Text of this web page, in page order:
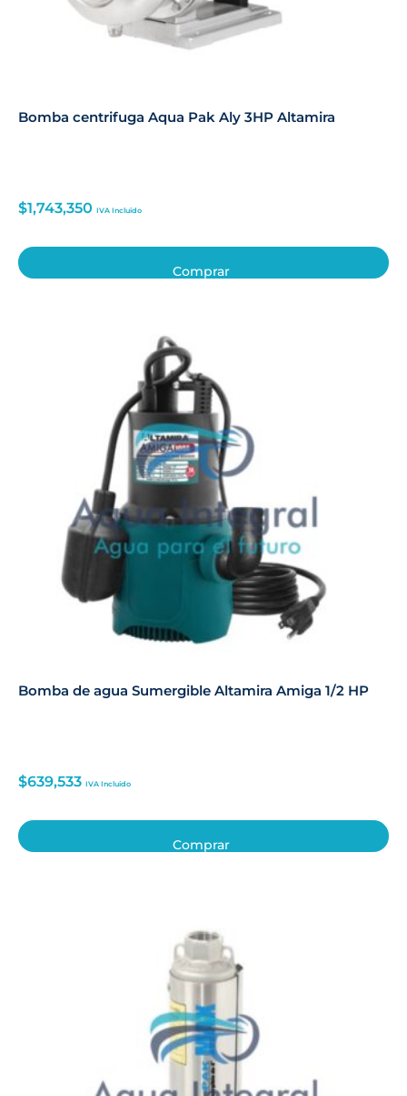
Bomba centrifuga Aqua Pak Aly 3HP Altamira
$1,743,350 IVA Incluido
Comprar
Bomba de agua Sumergible Altamira Amiga 1/2 HP
$639,533 IVA Incluido
Comprar